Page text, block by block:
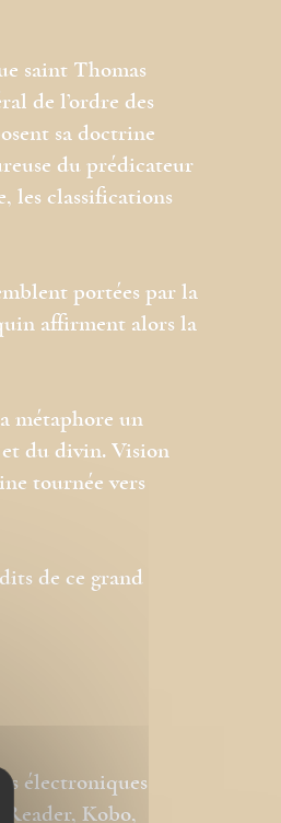
saint Thomas
de l’ordre des
sa doctrine
du prédicateur
les classifications
portées par la
affirment alors la
métaphore un
du divin. Vision
tournée vers
de ce grand
électroniques
Kobo,